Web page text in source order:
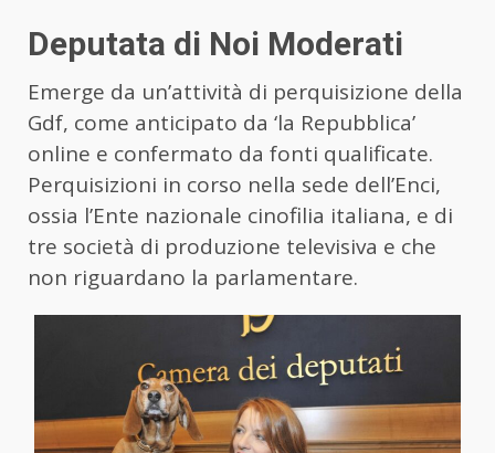
Deputata di Noi Moderati
Emerge da un’attività di perquisizione della
Gdf, come anticipato da ‘la Repubblica’
online e confermato da fonti qualificate.
Perquisizioni in corso nella sede dell’Enci,
ossia l’Ente nazionale cinofilia italiana, e di
tre società di produzione televisiva e che
non riguardano la parlamentare.